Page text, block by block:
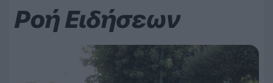
Ροή Ειδήσεων